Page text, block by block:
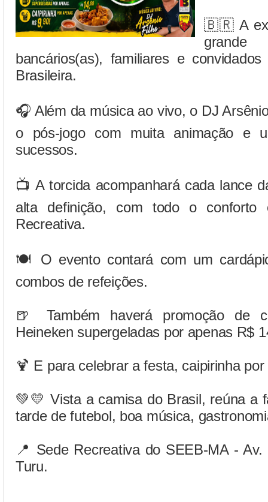
🇧🇷 A
grande
bancários(as), familiares e
Brasileira.
🎧 Além da música ao vivo, o DJ
o pós-jogo com muita animação e
sucessos.
📺 A torcida acompanhará cada lance
alta definição, com todo o
Recreativa.
🍽️ O evento contará com um
combos de refeições.
🍺 Também haverá promoção de
Heineken supergeladas por apenas R$
🍹 E para celebrar a festa, caipirinha
💚💛 Vista a camisa do Brasil, reúna a
tarde de futebol, boa música,
📍 Sede Recreativa do SEEB-MA -
Turu.